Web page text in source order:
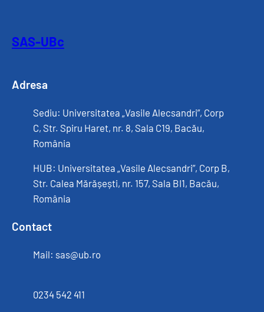
SAS-UBc
Adresa
Sediu: Universitatea „Vasile Alecsandri”, Corp
C, Str. Spiru Haret, nr. 8, Sala C19, Bacău,
România
HUB: Universitatea „Vasile Alecsandri”, Corp B,
Str. Calea Mărășești, nr. 157, Sala BI1, Bacău,
România
Contact
Mail: sas@ub.ro
0234 542 411